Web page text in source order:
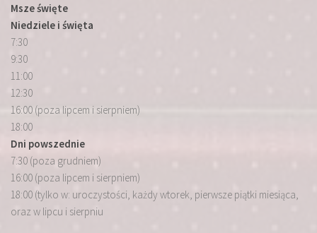
Msze święte
Niedziele i święta
7:30
9:30
11:00
12:30
16:00 (poza lipcem i sierpniem)
18:00
Dni powszednie
7:30 (poza grudniem)
16:00 (poza lipcem i sierpniem)
18:00 (tylko w: uroczystości, każdy wtorek, pierwsze piątki miesiąca,
oraz w lipcu i sierpniu